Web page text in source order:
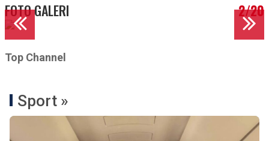
FOTO GALERI 2/20
Top Channel
Sport »